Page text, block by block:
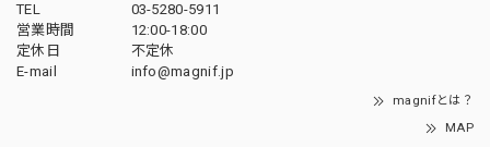
TEL
03-5280-5911
営業時間
12:00-18:00
定休日
不定休
E-mail
info@magnif.jp
magnifとは？
MAP